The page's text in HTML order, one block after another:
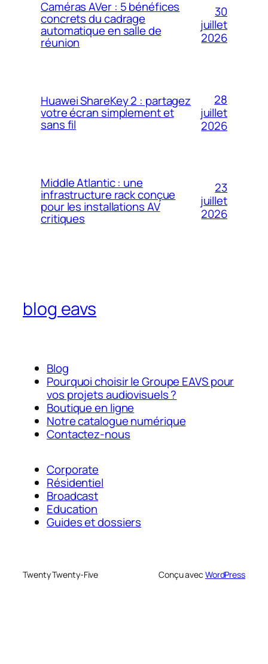
Caméras AVer : 5 bénéfices
concrets du cadrage
automatique en salle de
réunion
30
juillet
2026
Huawei ShareKey 2 : partagez
votre écran simplement et
sans fil
28
juillet
2026
Middle Atlantic : une
infrastructure rack conçue
pour les installations AV
critiques
23
juillet
2026
blog eavs
Blog
Pourquoi choisir le Groupe EAVS pour
vos projets audiovisuels ?
Boutique en ligne
Notre catalogue numérique
Contactez-nous
Corporate
Résidentiel
Broadcast
Education
Guides et dossiers
Twenty Twenty-Five Conçu avec WordPress